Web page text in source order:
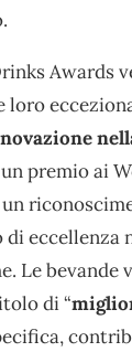
Awards
loro
premio ai
di eccellenza
Le
di “